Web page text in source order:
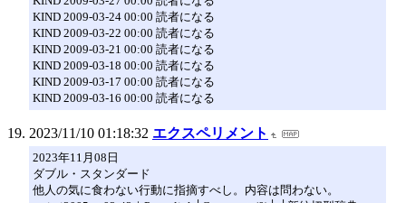
KIND 2009-03-24 00:00 読者になる
KIND 2009-03-22 00:00 読者になる
KIND 2009-03-21 00:00 読者になる
KIND 2009-03-18 00:00 読者になる
KIND 2009-03-17 00:00 読者になる
KIND 2009-03-16 00:00 読者になる
2023/11/10 01:18:32 エクスペリメント
2023年11月08日
ダブル・スタンダード
他人の気に食わない行動に指摘すべし。内容は問わない。